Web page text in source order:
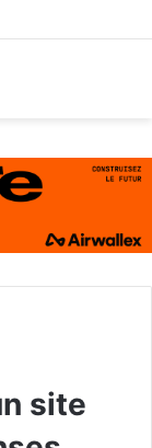
site